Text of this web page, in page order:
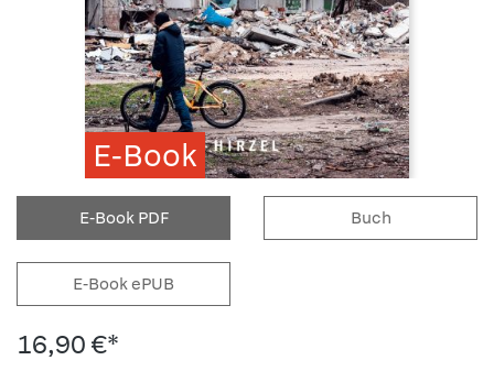
E-Book
E-Book PDF Buch
E-Book ePUB
16,90 €*